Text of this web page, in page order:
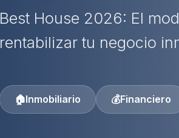
Best House 2026: El
rentabilizar tu negocio
🏠Inmobiliario 💰Financiero